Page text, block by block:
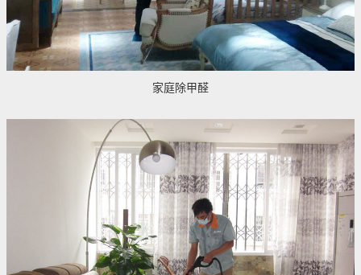
家庭除甲醛